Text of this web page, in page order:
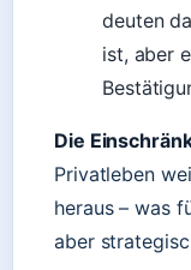
deuten
ist, aber
Die
Privatleben
heraus – was
aber